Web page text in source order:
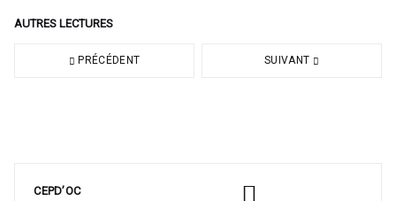
AUTRES LECTURES
PRÉCÉDENT SUIVANT
CEPD’OC